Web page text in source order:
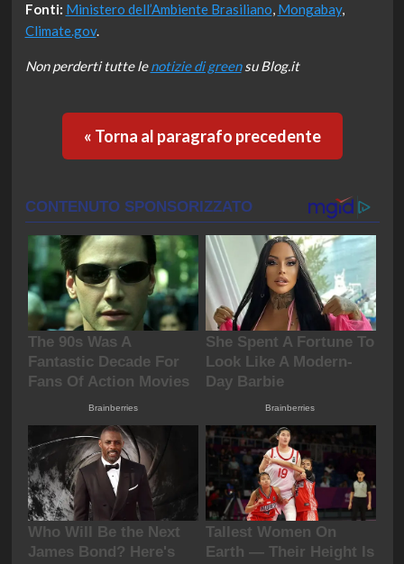
Fonti: Ministero dell’Ambiente Brasiliano, Mongabay,
Climate.gov.
Non perderti tutte lenotizie di greensu Blog.it
« Torna al paragrafo precedente